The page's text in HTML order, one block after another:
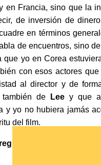
Francia, sino que la
de inversión de
en términos
de encuentros, sino
yo en Corea
con esos actores
al director y de
de Leey que
y yo no hubiera jamás
del film.
una última